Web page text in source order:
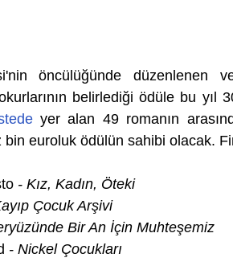
öncülüğünde düzenlenen
belirlediği ödüle bu yıl
yer alan 49 romanın
bin euroluk ödülün sahibi olacak.
- Kız, Kadın, Öteki
Çocuk Arşivi
Bir An İçin Muhteşemiz
- Nickel Çocukları